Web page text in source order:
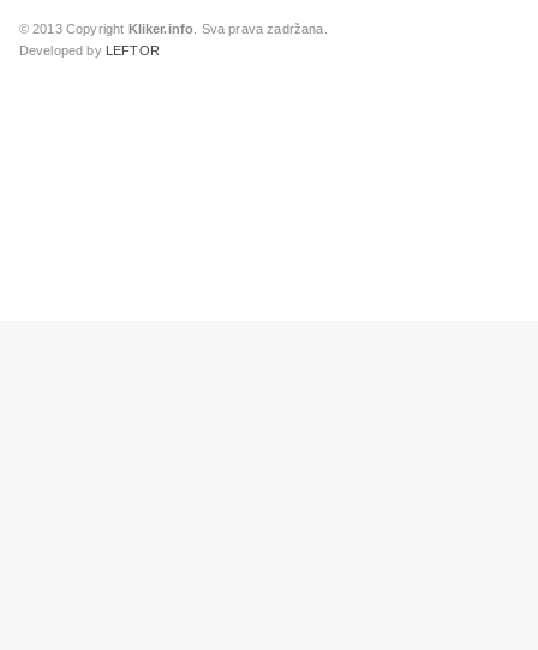
© 2013 Copyright Kliker.info . Sva prava zadržana.
Developed by
LEFTOR